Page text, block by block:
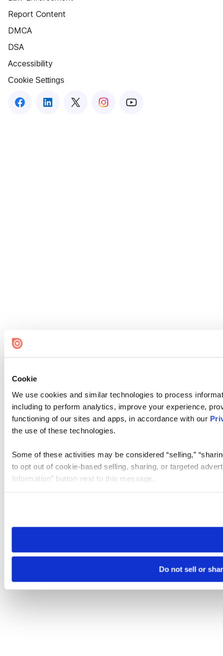
Cookie
We use cookies and similar technologies to process
including to perform analytics, improve your experience,
functioning of our sites and apps, in accordance with our
the use of these technologies.
Some of these activities may be considered “selling,”
to opt out of cookie-based selling, sharing, or targeted
Information” button next to this message.
need to be set again.
Do not sell or
Report Content
DMCA
DSA
Accessibility
Cookie Settings